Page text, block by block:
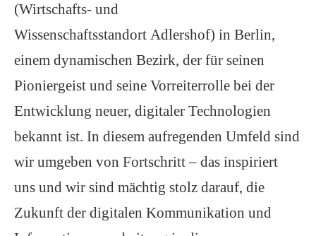
(Wirtschafts- und
Wissenschaftsstandort Adlershof) in Berlin,
einem dynamischen Bezirk, der für seinen
Pioniergeist und seine Vorreiterrolle bei der
Entwicklung neuer, digitaler Technologien
bekannt ist. In diesem aufregenden Umfeld sind
wir umgeben von Fortschritt – das inspiriert
uns und wir sind mächtig stolz darauf, die
Zukunft der digitalen Kommunikation und